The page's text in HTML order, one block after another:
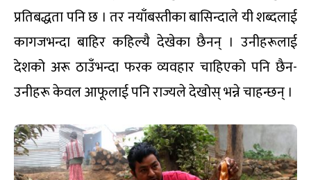
प्रतिबद्धता पनि छ । तर नयाँबस्तीका बासिन्दाले यी शब्दलाई
कागजभन्दा बाहिर कहिल्यै देखेका छैनन् । उनीहरूलाई
देशको अरू ठाउँभन्दा फरक व्यवहार चाहिएको पनि छैन-
उनीहरू केवल आफूलाई पनि राज्यले देखोस् भन्ने चाहन्छन् ।